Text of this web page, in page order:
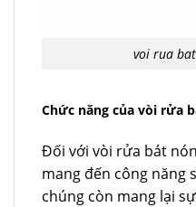
voi rua
Chức năng của vòi rửa
Đối với vòi rửa bát
mang đến công năng
chúng còn mang lại